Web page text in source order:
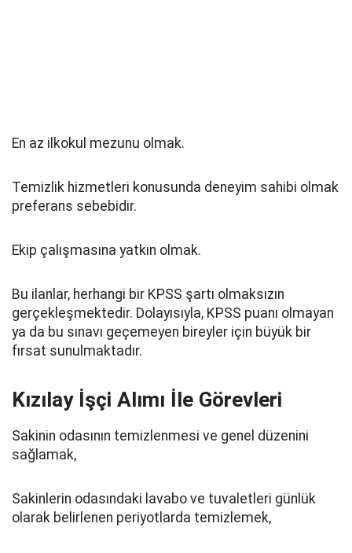
En az ilkokul mezunu olmak.
Temizlik hizmetleri konusunda deneyim sahibi olmak
preferans sebebidir.
Ekip çalışmasına yatkın olmak.
Bu ilanlar, herhangi bir KPSS şartı olmaksızın
gerçekleşmektedir. Dolayısıyla, KPSS puanı olmayan
ya da bu sınavı geçemeyen bireyler için büyük bir
fırsat sunulmaktadır.
Kızılay İşçi Alımı İle Görevleri
Sakinin odasının temizlenmesi ve genel düzenini
sağlamak,
Sakinlerin odasındaki lavabo ve tuvaletleri günlük
olarak belirlenen periyotlarda temizlemek,